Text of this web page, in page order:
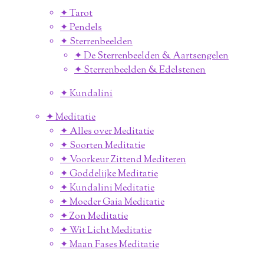
✦ Tarot
✦ Pendels
✦ Sterrenbeelden
✦ De Sterrenbeelden & Aartsengelen
✦ Sterrenbeelden & Edelstenen
✦ Kundalini
✦ Meditatie
✦ Alles over Meditatie
✦ Soorten Meditatie
✦ Voorkeur Zittend Mediteren
✦ Goddelijke Meditatie
✦ Kundalini Meditatie
✦ Moeder Gaia Meditatie
✦ Zon Meditatie
✦ Wit Licht Meditatie
✦ Maan Fases Meditatie